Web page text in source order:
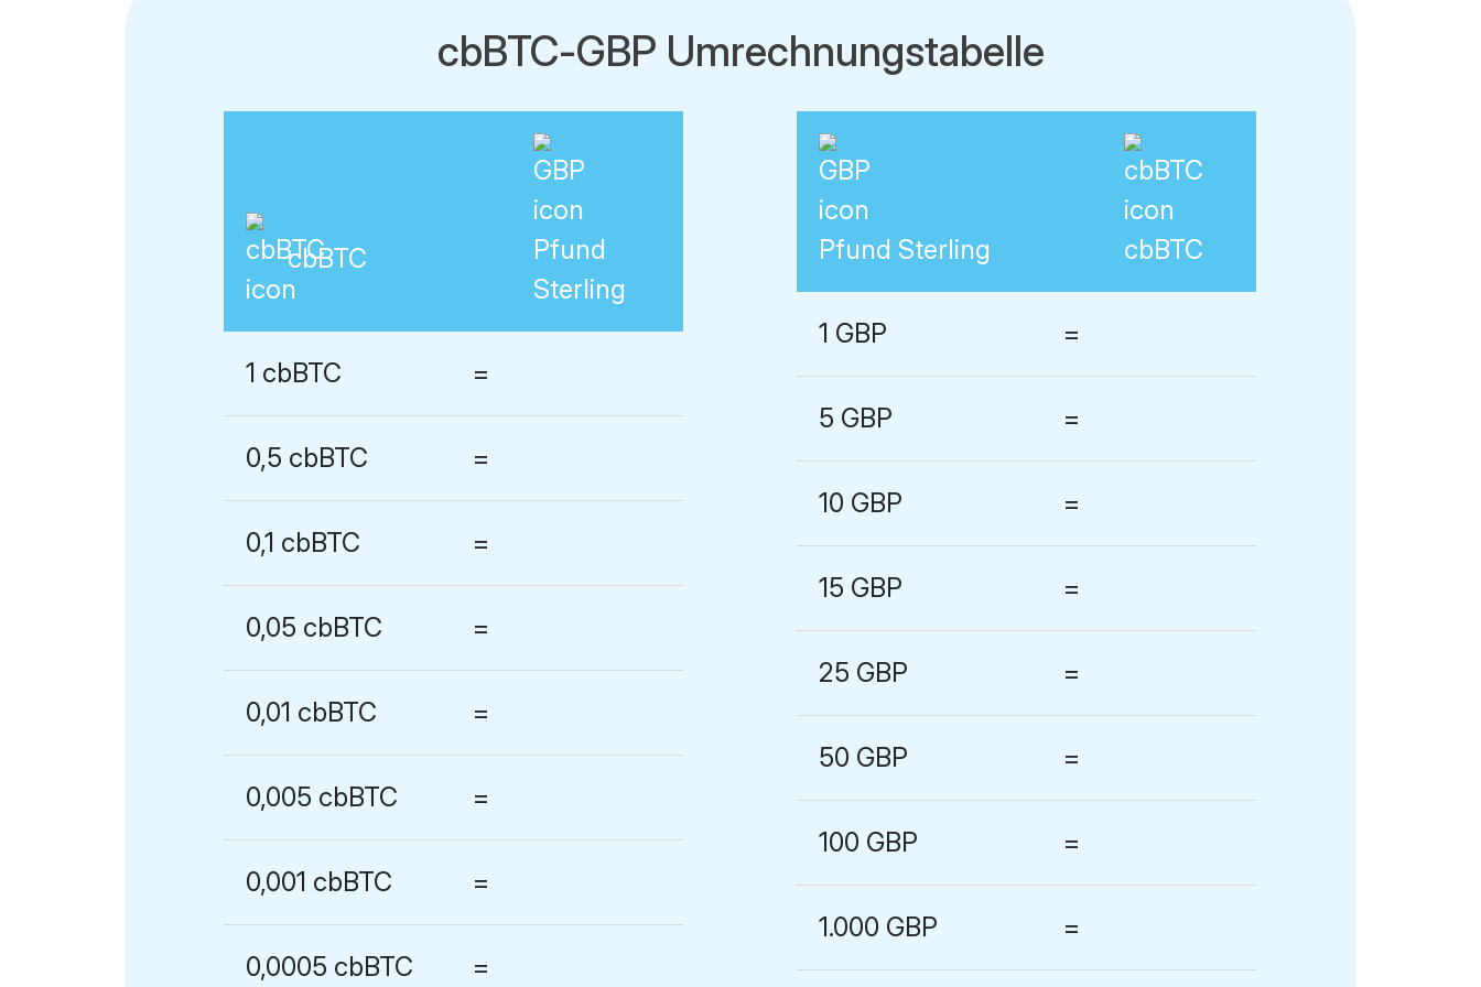
cbBTC-GBP Umrechnungstabelle
cbBTC
Pfund
Sterling
1 cbBTC =
0,5 cbBTC =
0,1 cbBTC =
0,05 cbBTC =
0,01 cbBTC =
0,005 cbBTC =
0,001 cbBTC =
0,0005 cbBTC =
Pfund Sterling cbBTC
1 GBP =
5 GBP =
10 GBP =
15 GBP =
25 GBP =
50 GBP =
100 GBP =
1.000 GBP =